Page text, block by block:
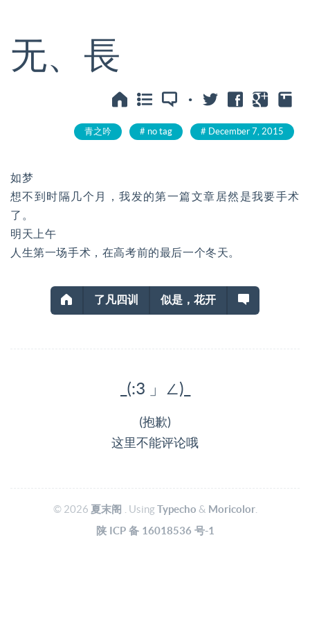
无、長
·
青之吟 no tag December 7, 2015
如梦
想不到时隔几个月，我发的第一篇文章居然是我要手术
了。
明天上午
人生第一场手术，在高考前的最后一个冬天。
了凡四训 似是，花开
_(:3 」∠)_
(抱歉)
这里不能评论哦
© 2026 夏末阁 . UsingTypecho & Moricolor.
陕 ICP 备 16018536 号-1